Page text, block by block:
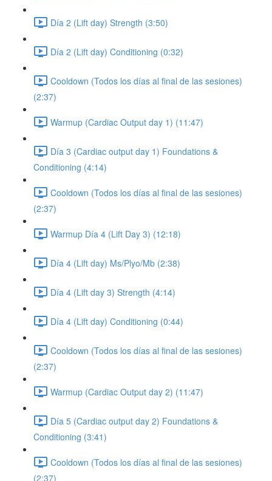
Día 2 (Lift day) Strength (3:50)
Día 2 (Lift day) Conditioning (0:32)
Cooldown (Todos los días al final de las sesiones)
(2:37)
Warmup (Cardiac Output day 1) (11:47)
Día 3 (Cardiac output day 1) Foundations &
Conditioning (4:14)
Cooldown (Todos los días al final de las sesiones)
(2:37)
Warmup Día 4 (Lift Day 3) (12:18)
Día 4 (Lift day) Ms/Plyo/Mb (2:38)
Día 4 (Lift day 3) Strength (4:14)
Día 4 (Lift day) Conditioning (0:44)
Cooldown (Todos los días al final de las sesiones)
(2:37)
Warmup (Cardiac Output day 2) (11:47)
Día 5 (Cardiac output day 2) Foundations &
Conditioning (3:41)
Cooldown (Todos los días al final de las sesiones)
(2:37)